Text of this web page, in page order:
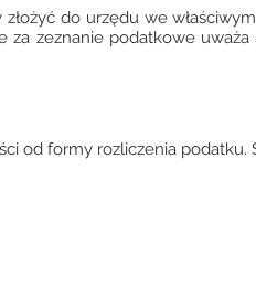
do urzędu we
za zeznanie podatkowe uważa
od formy rozliczenia podatku.